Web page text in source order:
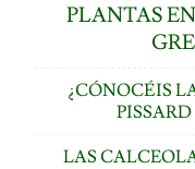
PLANTAS
¿CÓNOCÉIS
PISSARD
LAS